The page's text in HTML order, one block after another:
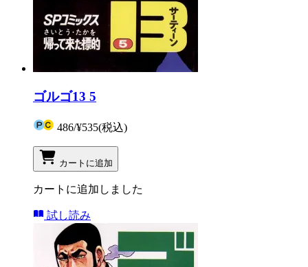
ゴルゴ13 5
486/¥535(税込)
カートに追加
カートに追加しました
試し読み